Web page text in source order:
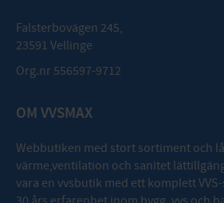
Falsterbovägen 245,
23591 Vellinge
Org.nr 556597-9712
OM VVSMAX
Webbutiken med stort sortiment och
värme,ventilation och sanitet
vara en vvsbutik med ett komplett